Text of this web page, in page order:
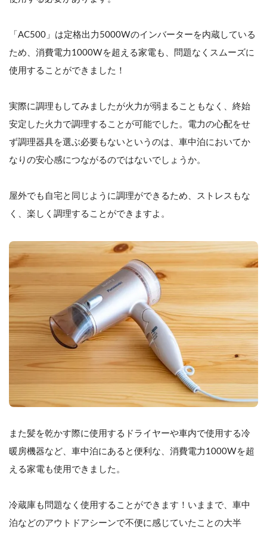
「AC500」は定格出力5000Wのインバーターを内蔵している
ため、消費電力1000Wを超える家電も、問題なくスムーズに
使用することができました！
実際に調理もしてみましたが火力が弱まることもなく、終始
安定した火力で調理することが可能でした。電力の心配をせ
ず調理器具を選ぶ必要もないというのは、車中泊においてか
なりの安心感につながるのではないでしょうか。
屋外でも自宅と同じように調理ができるため、ストレスもな
く、楽しく調理することができますよ。
また髪を乾かす際に使用するドライヤーや車内で使用する冷
暖房機器など、車中泊にあると便利な、消費電力1000Wを超
える家電も使用できました。
冷蔵庫も問題なく使用することができます！いままで、車中
泊などのアウトドアシーンで不便に感じていたことの大半